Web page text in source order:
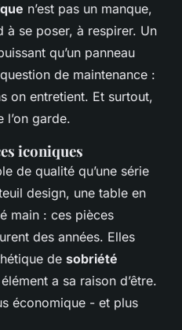
n’est pas un manque,
à se poser, à respirer. Un
qu’un panneau
de maintenance :
on entretient. Et surtout,
l’on garde.
iconiques
de qualité qu’une série
design, une table en
main : ces pièces
des années. Elles
de sobriété
a sa raison d’être.
économique - et plus